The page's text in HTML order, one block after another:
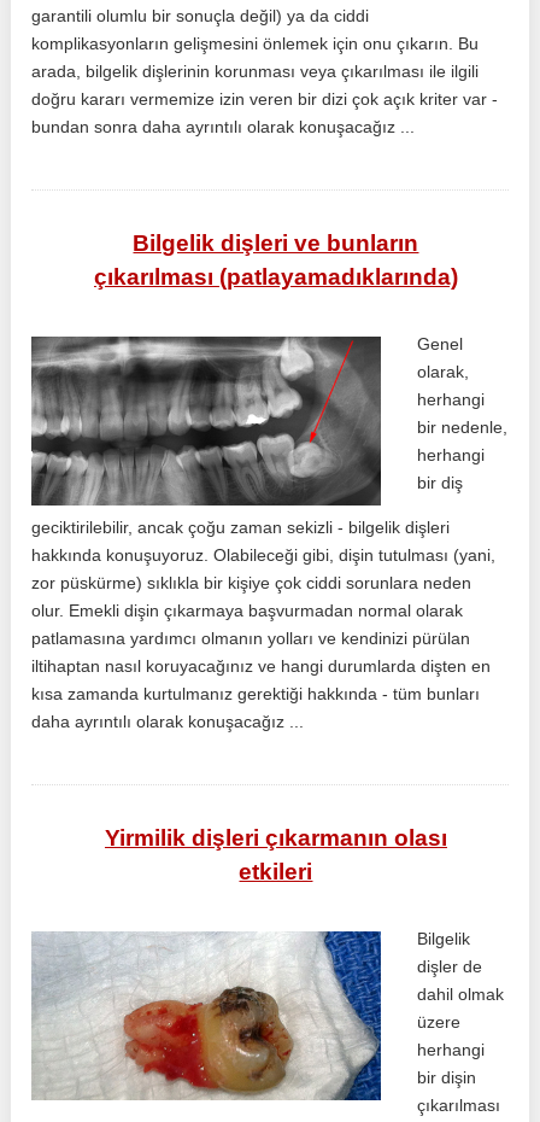
garantili olumlu bir sonuçla değil) ya da ciddi
komplikasyonların gelişmesini önlemek için onu çıkarın. Bu
arada, bilgelik dişlerinin korunması veya çıkarılması ile ilgili
doğru kararı vermemize izin veren bir dizi çok açık kriter var -
bundan sonra daha ayrıntılı olarak konuşacağız ...
Bilgelik dişleri ve bunların
çıkarılması (patlayamadıklarında)
Genel
olarak,
herhangi
bir nedenle,
herhangi
bir diş
geciktirilebilir, ancak çoğu zaman sekizli - bilgelik dişleri
hakkında konuşuyoruz. Olabileceği gibi, dişin tutulması (yani,
zor püskürme) sıklıkla bir kişiye çok ciddi sorunlara neden
olur. Emekli dişin çıkarmaya başvurmadan normal olarak
patlamasına yardımcı olmanın yolları ve kendinizi pürülan
iltihaptan nasıl koruyacağınız ve hangi durumlarda dişten en
kısa zamanda kurtulmanız gerektiği hakkında - tüm bunları
daha ayrıntılı olarak konuşacağız ...
Yirmilik dişleri çıkarmanın olası
etkileri
Bilgelik
dişler de
dahil olmak
üzere
herhangi
bir dişin
çıkarılması